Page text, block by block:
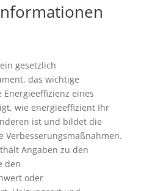
gesetzlich
das wichtige
eines
wie energieeffizient Ihr
ist und bildet die
Verbesserungsmaßnahmen.
Angaben zu den
den
oder